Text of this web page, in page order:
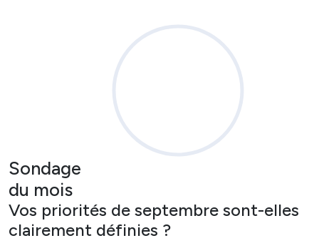
Sondage
du mois
Vos priorités de septembre sont-elles
clairement définies ?